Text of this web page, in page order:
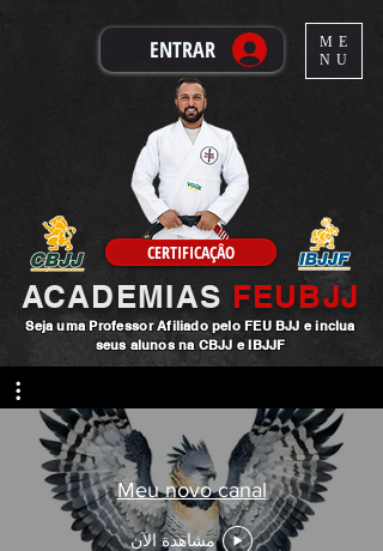
ENTRAR
CERTIFICAÇÂO
ACADEMIAS FEUBJJ
Seja uma ProfessorAfiliado pelo FEU BJJ e inclua
seus alunos na CBJJ e IBJJF
ME
NU
Meu novo canal
مشاهدة الآن